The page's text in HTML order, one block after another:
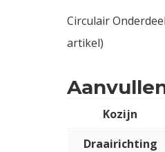
Circulair
artikel)
Kozijn
Draairichting